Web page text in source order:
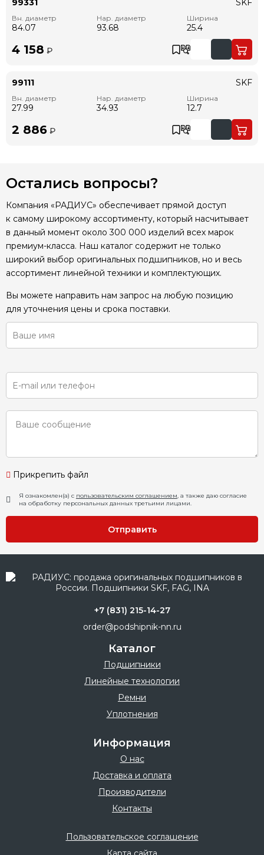
99331
Вн. диаметр
84.07
Нар. диаметр
93.68
Ширина
25.4
SKF
4 158 ₽
99111
Вн. диаметр
27.99
Нар. диаметр
34.93
Ширина
12.7
SKF
2 886 ₽
Остались вопросы?
Компания «РАДИУС» обеспечивает прямой доступ
к самому широкому ассортименту, который насчитывает
в данный момент около 300 000 изделий всех марок
премиум-класса. Наш каталог содержит не только
широкий выбор оригинальных подшипников, но и весь
ассортимент линейной техники и комплектующих.
Вы можете направить нам запрос на любую позицию
для уточнения цены и срока поставки.
Прикрепить файл
Я ознакомлен(а) с пользовательским соглашением, а также даю согласие
на обработку персональных данных третьими лицами.
Отправить
+7 (831) 215-14-27
order@podshipnik-nn.ru
Каталог
Подшипники
Линейные технологии
Ремни
Уплотнения
Информация
О нас
Доставка и оплата
Производители
Контакты
Пользовательское соглашение